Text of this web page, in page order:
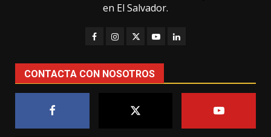
en El Salvador.
CONTACTA CON NOSOTROS